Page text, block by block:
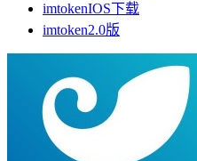
imtokenIOS下载
imtoken2.0版